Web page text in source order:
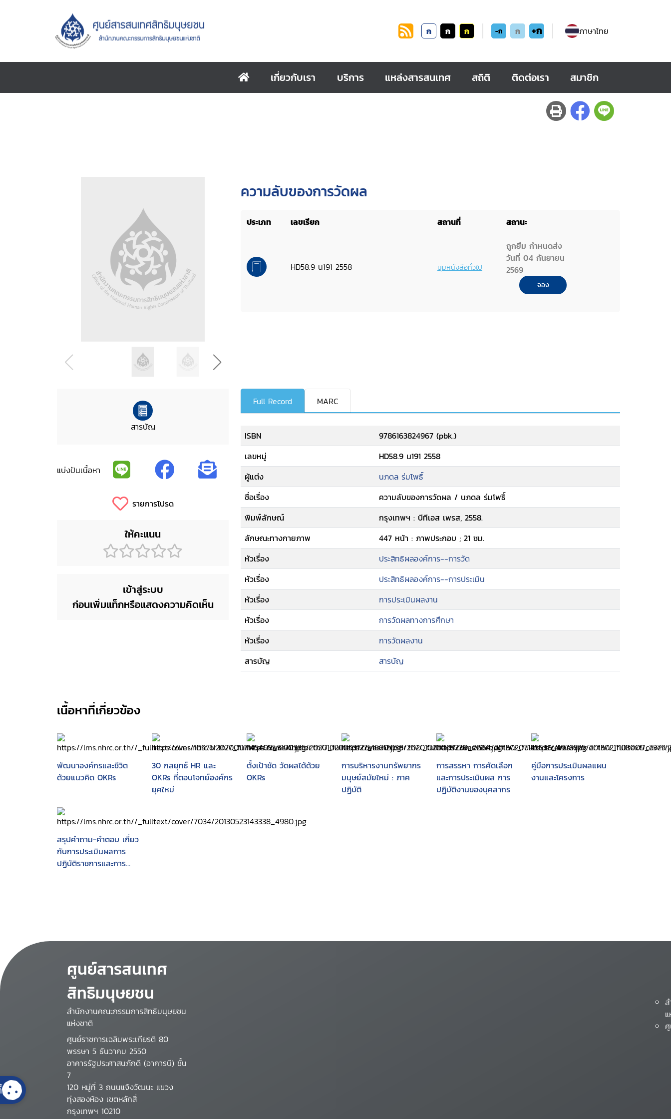
ก ก ก -ก ก +ก ภาษาไทย
เกี่ยวกับเรา บริการ แหล่งสารสนเทศ สถิติ ติดต่อเรา สมาชิก
ความลับของการวัดผล
ประเภท เลขเรียก สถานที่ สถานะ
HD58.9 น191 2558 มุมหนังสือทั่วไป
ถูกยืม กำหนดส่ง
วันที่ 04 กันยายน
2569
จอง
สารบัญ
แบ่งปันเนื้อหา
รายการโปรด
ให้คะแนน
เข้าสู่ระบบ
ก่อนเพิ่มแท็กหรือแสดงความคิดเห็น
Full Record MARC
ISBN
9786163824967 (pbk.)
เลขหมู่
HD58.9 น191 2558
ผู้แต่ง
นภดล ร่มโพธิ์
ชื่อเรื่อง
ความลับของการวัดผล / นภดล ร่มโพธิ์
พิมพ์ลักษณ์
กรุงเทพฯ : บีทีเอส เพรส, 2558.
ลักษณะทางกายภาพ
447 หน้า : ภาพประกอบ ; 21 ซม.
หัวเรื่อง
ประสิทธิผลองค์การ--การวัด
หัวเรื่อง
ประสิทธิผลองค์การ--การประเมิน
หัวเรื่อง
การประเมินผลงาน
หัวเรื่อง
การวัดผลทางการศึกษา
หัวเรื่อง
การวัดผลงาน
สารบัญ
สารบัญ
เนื้อหาที่เกี่ยวข้อง
พัฒนาองค์กรและชีวิต
ด้วยแนวคิด OKRs
30 กลยุทธ์ HR และ
OKRs ที่ตอบโจทย์องค์กร
ยุคใหม่
ตั้งเป้าชัด วัดผลได้ด้วย
OKRs
การบริหารงานทรัพยากร
มนุษย์สมัยใหม่ : ภาค
ปฏิบัติ
การสรรหา การคัดเลือก
และการประเมินผล การ
ปฏิบัติงานของบุคลากร
คู่มือการประเมินผลแผน
งานและโครงการ
สรุปคำถาม-คำตอบ เกี่ยว
กับการประเมินผลการ
ปฏิบัติราชการและการ
ศูนย์สารสนเทศ
สิทธิมนุษยชน
สำนักงานคณะกรรมการสิทธิมนุษยชน
แห่งชาติ
ศูนย์ราชการเฉลิมพระเกียรติ 80
พรรษา 5 ธันวาคม 2550
อาคารรัฐประศาสนภักดี (อาคารบี) ชั้น
7
120 หมู่ที่ 3 ถนนแจ้งวัฒนะ แขวง
ทุ่งสองห้อง เขตหลักสี่
กรุงเทพฯ 10210